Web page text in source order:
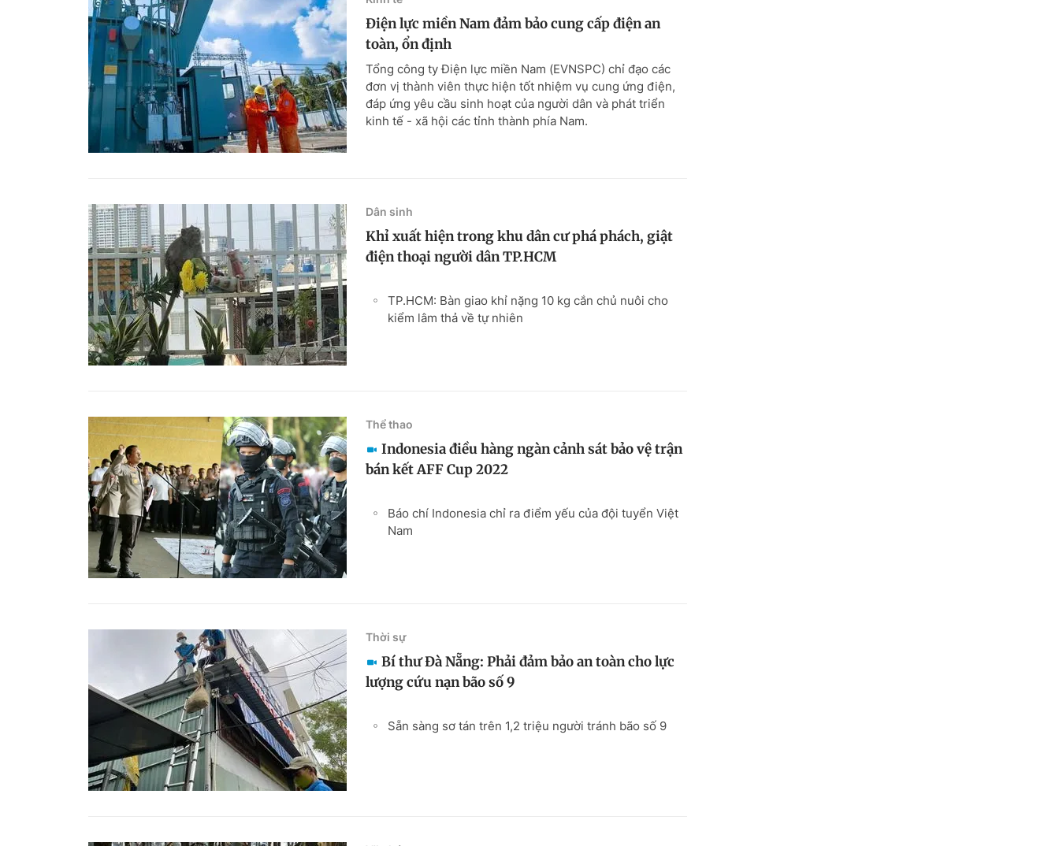
Điện lực miền Nam đảm bảo cung cấp điện an
toàn, ổn định
Tổng công ty Điện lực miền Nam (EVNSPC) chỉ đạo các
đơn vị thành viên thực hiện tốt nhiệm vụ cung ứng điện,
đáp ứng yêu cầu sinh hoạt của người dân và phát triển
kinh tế - xã hội các tỉnh thành phía Nam.
Dân sinh
Khỉ xuất hiện trong khu dân cư phá phách, giật
điện thoại người dân TP.HCM
TP.HCM: Bàn giao khỉ nặng 10 kg cắn chủ nuôi cho
kiểm lâm thả về tự nhiên
Thể thao
Indonesia điều hàng ngàn cảnh sát bảo vệ trận
bán kết AFF Cup 2022
Báo chí Indonesia chỉ ra điểm yếu của đội tuyển Việt
Nam
Thời sự
Bí thư Đà Nẵng: Phải đảm bảo an toàn cho lực
lượng cứu nạn bão số 9
Sẵn sàng sơ tán trên 1,2 triệu người tránh bão số 9